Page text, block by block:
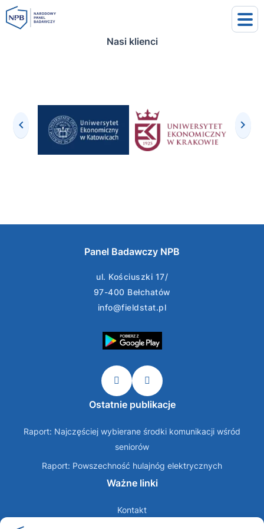
Nasi klienci
Panel Badawczy NPB
ul. Kościuszki 17/
97-400 Bełchatów
info@fieldstat.pl
Ostatnie publikacje
Raport: Najczęściej wybierane środki komunikacji wśród
seniorów
Raport: Powszechność hulajnóg elektrycznych
Ważne linki
Kontakt